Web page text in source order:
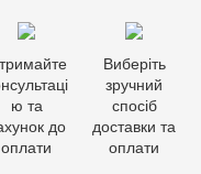
ю та
до
оплати
Виберіть
зручний
спосіб
доставки та
оплати